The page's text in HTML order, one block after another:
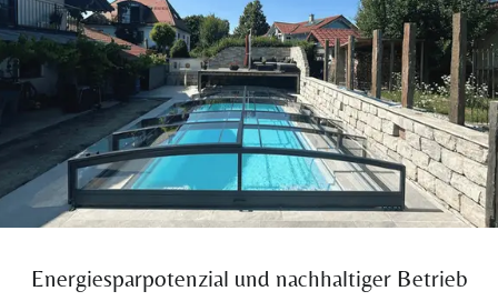
Energiesparpotenzial und nachhaltiger Betrieb